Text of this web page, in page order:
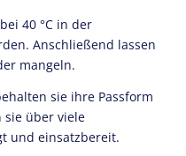
40 °C in der
Anschließend lassen
mangeln.
sie ihre Passform
sie über viele
und einsatzbereit.